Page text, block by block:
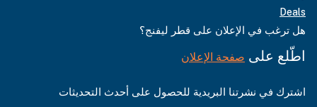
Deals
هل ترغب في الإعلان على قطر ليفنج؟
اطّلع على صفحة الإعلان
اشترك في نشرتنا البريدية للحصول على أحدث التحديثات